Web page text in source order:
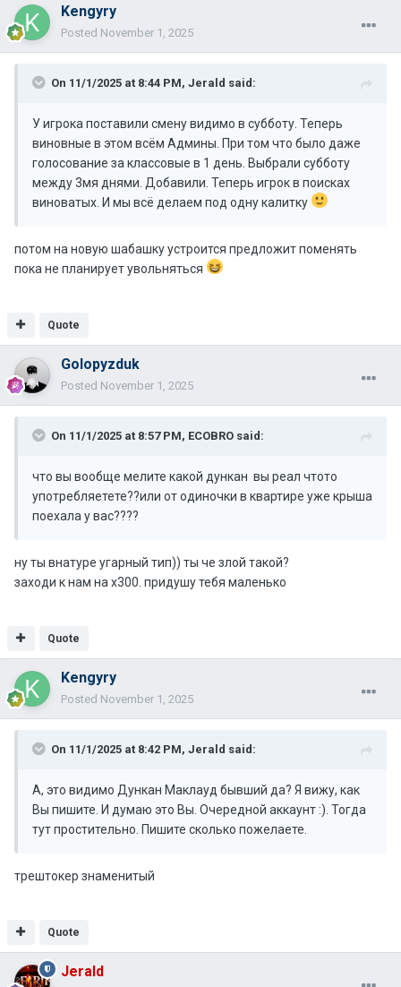
Kengyry
Posted November 1, 2025
On 11/1/2025 at 8:44 PM, Jerald said:
У игрока поставили смену видимо в субботу. Теперь
виновные в этом всём Админы. При том что было даже
голосование за классовые в 1 день. Выбрали субботу
между 3мя днями. Добавили. Теперь игрок в поисках
виноватых. И мы всё делаем под одну калитку
потом на новую шабашку устроится предложит поменять
пока не планирует увольняться
Quote
Golopyzduk
Posted November 1, 2025
On 11/1/2025 at 8:57 PM, ECOBRO said:
что вы вообще мелите какой дункан вы реал чтото
употребляетете??или от одиночки в квартире уже крыша
поехала у вас????
ну ты внатуре угарный тип)) ты че злой такой?
заходи к нам на х300. придушу тебя маленько
Quote
Kengyry
Posted November 1, 2025
On 11/1/2025 at 8:42 PM, Jerald said:
А, это видимо Дункан Маклауд бывший да? Я вижу, как
Вы пишите. И думаю это Вы. Очередной аккаунт :). Тогда
тут простительно. Пишите сколько пожелаете.
трештокер знаменитый
Quote
Jerald